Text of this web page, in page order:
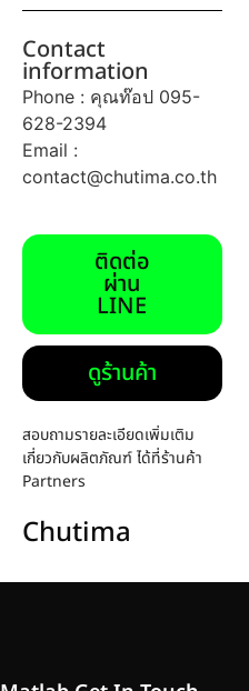
Contact
information
Phone : คุณท๊อป 095-
628-2394
Email :
contact@chutima.co.th
ติดต่อ
ผ่าน
LINE
ดูร้านค้า
สอบถามรายละเอียดเพิ่มเติม
เกี่ยวกับผลิตภัณฑ์ ได้ที่ร้านค้า
Partners
Chutima